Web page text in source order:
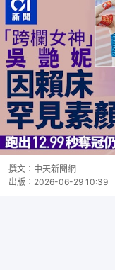
撰文： 中天新聞網
出版： 2026-06-29 10:39